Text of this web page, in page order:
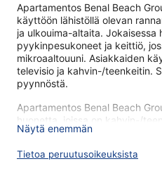
Apartamentos Benal Beach
käyttöön lähistöllä olevan
ja ulkouima-altaita. Jokaisessa
pyykinpesukoneet ja keittiö,
mikroaaltouuni. Asiakkaiden
televisio ja kahvin-/teenkeitin.
pyynnöstä.
Apartamentos Benal Beach
huonetta, joissa on kahvin-/
Keittiö, jossa on täysikokoinen
Kylpyhuoneista löytyy
Näytä enemmän
Tietoa peruutusoikeuksista